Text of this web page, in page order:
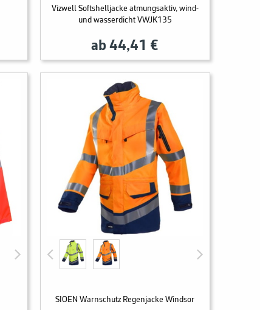
Vizwell Softshelljacke atmungsaktiv, wind-
und wasserdicht VWJK135
ab 44,41 €
SIOEN Warnschutz Regenjacke Windsor